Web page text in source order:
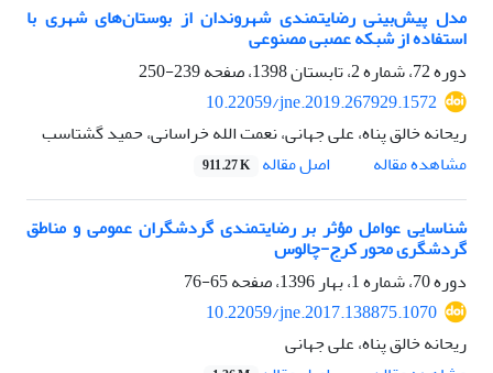
مدل پیش‌بینی رضایتمندی شهروندان از بوستان‌های شهری با
استفاده از شبکه عصبی مصنوعی
دوره 72، شماره 2، تابستان 1398، صفحه
239-250
10.22059/jne.2019.267929.1572
ریحانه خالق پناه، علی جهانی، نعمت الله خراسانی، حمید گشتاسب
مشاهده مقاله
اصل مقاله 911.27 K
شناسایی عوامل مؤثر بر رضایتمندی گردشگران عمومی و مناطق
گردشگری محور کرج-چالوس
دوره 70، شماره 1، بهار 1396، صفحه
65-76
10.22059/jne.2017.138875.1070
ریحانه خالق پناه، علی جهانی